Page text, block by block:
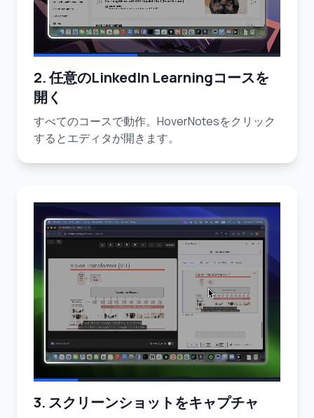
2. 任意のLinkedIn Learningコースを
開く
すべてのコースで動作。HoverNotesをクリック
するとエディタが開きます。
3. スクリーンショットをキャプチャ